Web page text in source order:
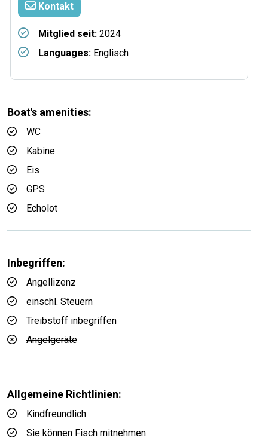
Kontakt
Mitglied seit: 2024
Languages: Englisch
Boat's amenities:
WC
Kabine
Eis
GPS
Echolot
Inbegriffen:
Angellizenz
einschl. Steuern
Treibstoff inbegriffen
Angelgeräte
Allgemeine Richtlinien:
Kindfreundlich
Sie können Fisch mitnehmen